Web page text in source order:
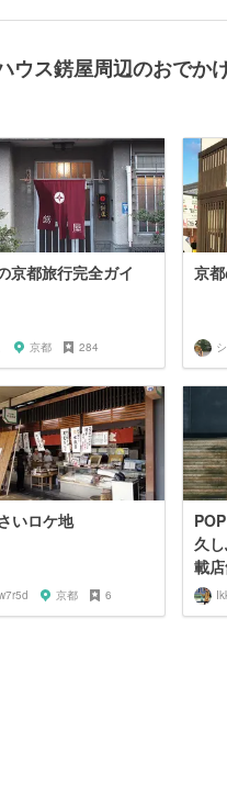
ウス錺屋周辺のおでか
京都旅行完全ガイ
京都 284
京
いロケ地
京都 6
久
載